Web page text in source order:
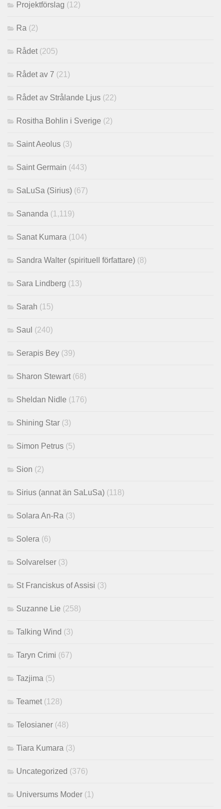
Projektförslag (12)
Ra (2)
Rådet (205)
Rådet av 7 (21)
Rådet av Strålande Ljus (22)
Rositha Bohlin i Sverige (2)
Saint Aeolus (3)
Saint Germain (443)
SaLuSa (Sirius) (67)
Sananda (1,119)
Sanat Kumara (104)
Sandra Walter (spirituell författare) (8)
Sara Lindberg (13)
Sarah (15)
Saul (240)
Serapis Bey (39)
Sharon Stewart (68)
Sheldan Nidle (176)
Shining Star (3)
Simon Petrus (5)
Sion (2)
Sirius (annat än SaLuSa) (118)
Solara An-Ra (3)
Solera (6)
Solvarelser (3)
St Franciskus of Assisi (3)
Suzanne Lie (258)
Talking Wind (3)
Taryn Crimi (67)
Tazjima (5)
Teamet (128)
Telosianer (48)
Tiara Kumara (3)
Uncategorized (376)
Universums Moder (1)